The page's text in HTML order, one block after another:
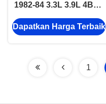
1982-84 3.3L 3.9L 4BD1
4BC2 Isuzu Elf truk
suku cadang
Dapatkan Harga Terbaik
1